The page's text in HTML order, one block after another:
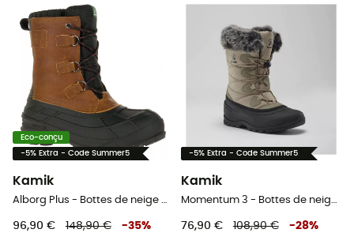
Eco-conçu
-5% Extra - Code Summer5
Kamik
Alborg Plus - Bottes de neige homme
96,90 € 148,90 € -35%
-5% Extra - Code Summer5
Kamik
Momentum 3 - Bottes de neige femme
76,90 € 108,90 € -28%